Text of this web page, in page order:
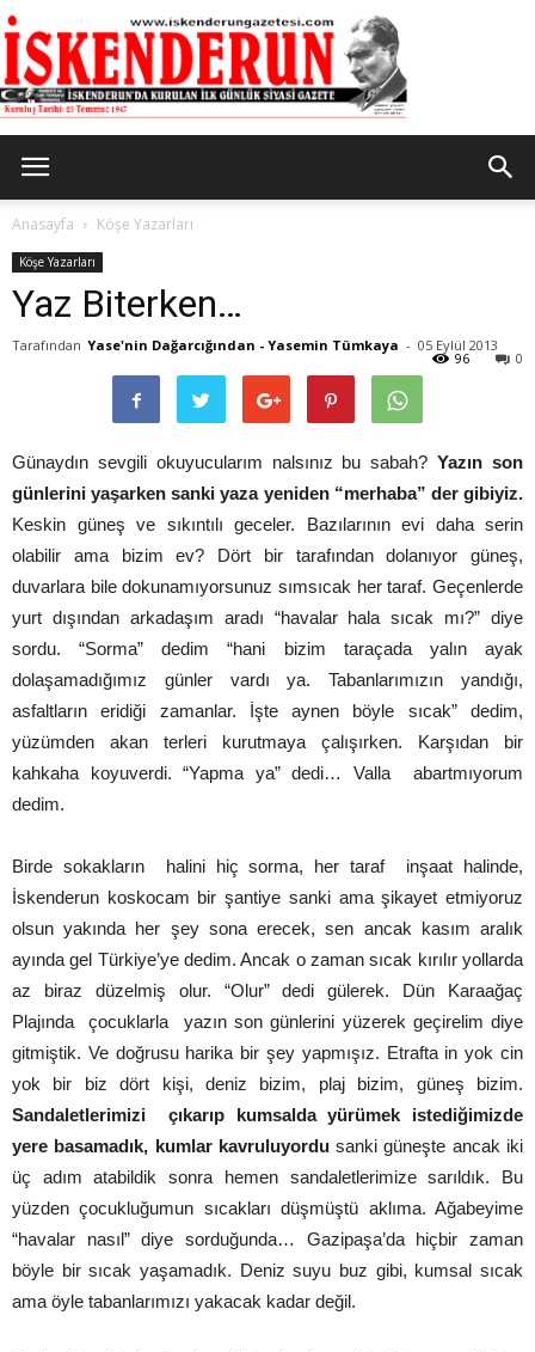
Anasayfa Köşe Yazarları
Köşe Yazarları
Yaz Biterken…
Tarafından Yase'nin Dağarcığından - Yasemin Tümkaya - 05 Eylül 2013
0
96
Günaydın sevgili okuyucularım nalsınız bu sabah?Yazın son
günlerini yaşarken sanki yaza yeniden “merhaba” der gibiyiz.
Keskin güneş ve sıkıntılı geceler. Bazılarının evi daha serin
olabilir ama bizim ev? Dört bir tarafından dolanıyor güneş,
duvarlara bile dokunamıyorsunuz sımsıcak her taraf. Geçenlerde
yurt dışından arkadaşım aradı “havalar hala sıcak mı?” diye
sordu. “Sorma” dedim “hani bizim taraçada yalın ayak
dolaşamadığımız günler vardı ya. Tabanlarımızın yandığı,
asfaltların eridiği zamanlar. İşte aynen böyle sıcak” dedim,
yüzümden akan terleri kurutmaya çalışırken. Karşıdan bir
kahkaha koyuverdi. “Yapma ya” dedi… Valla abartmıyorum
dedim.
Birde sokakların halini hiç sorma, her taraf inşaat halinde,
İskenderun koskocam bir şantiye sanki ama şikayet etmiyoruz
olsun yakında her şey sona erecek, sen ancak kasım aralık
ayında gel Türkiye’ye dedim. Ancak o zaman sıcak kırılır yollarda
az biraz düzelmiş olur. “Olur” dedi gülerek. Dün Karaağaç
Plajında çocuklarla yazın son günlerini yüzerek geçirelim diye
gitmiştik. Ve doğrusu harika bir şey yapmışız. Etrafta in yok cin
yok bir biz dört kişi, deniz bizim, plaj bizim, güneş bizim.
Sandaletlerimizi çıkarıp kumsalda yürümek istediğimizde
yere basamadık, kumlar kavruluyordusanki güneşte ancak iki
üç adım atabildik sonra hemen sandaletlerimize sarıldık. Bu
yüzden çocukluğumun sıcakları düşmüştü aklıma. Ağabeyime
“havalar nasıl” diye sorduğunda… Gazipaşa’da hiçbir zaman
böyle bir sıcak yaşamadık. Deniz suyu buz gibi, kumsal sıcak
ama öyle tabanlarımızı yakacak kadar değil.